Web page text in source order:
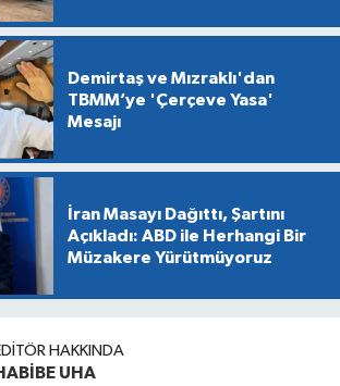
Demirtaş ve Mızraklı'dan
TBMM’ye 'Çerçeve Yasa'
Mesajı
İran Masayı Dağıttı, Şartını
Açıkladı: ABD ile Herhangi Bir
Müzakere Yürütmüyoruz
HAKKINDA
UHA